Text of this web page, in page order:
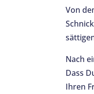
Von
Nach
Dass
Ihren